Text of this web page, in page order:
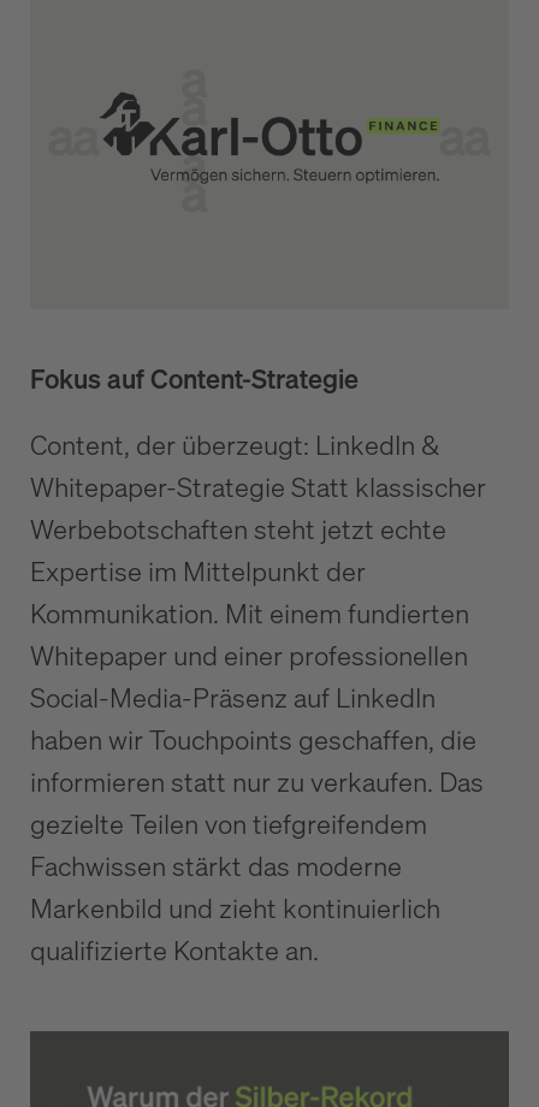
Fokus auf Content-Strategie
Content, der überzeugt: LinkedIn &
Whitepaper-Strategie Statt klassischer
Werbebotschaften steht jetzt echte
Expertise im Mittelpunkt der
Kommunikation. Mit einem fundierten
Whitepaper und einer professionellen
Social-Media-Präsenz auf LinkedIn
haben wir Touchpoints geschaffen, die
informieren statt nur zu verkaufen. Das
gezielte Teilen von tiefgreifendem
Fachwissen stärkt das moderne
Markenbild und zieht kontinuierlich
qualifizierte Kontakte an.